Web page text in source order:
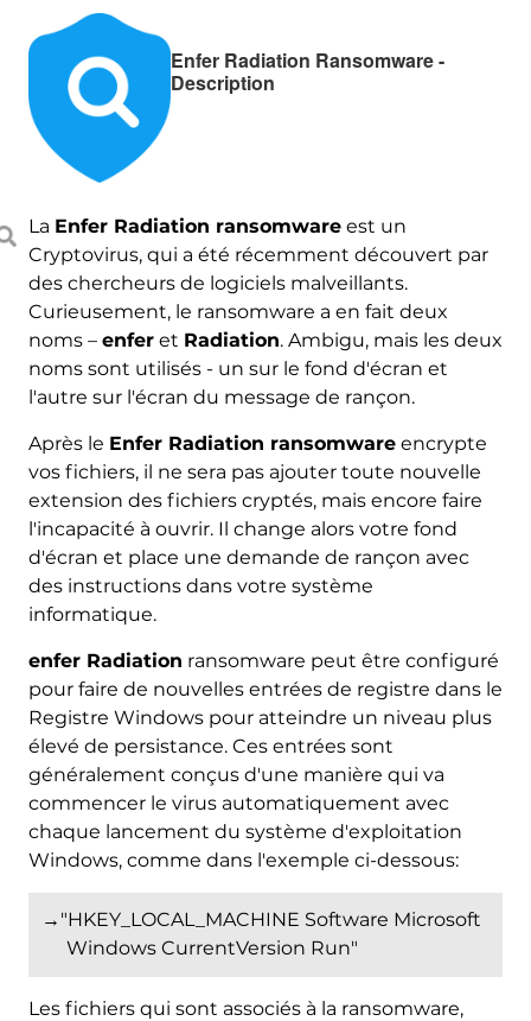
Enfer Radiation Ransomware -
Description
La Enfer Radiation ransomwareest un
Cryptovirus, qui a été récemment découvert par
des chercheurs de logiciels malveillants.
Curieusement, le ransomware a en fait deux
noms – enferet Radiation. Ambigu, mais les deux
noms sont utilisés - un sur le fond d'écran et
l'autre sur l'écran du message de rançon.
Après le Enfer Radiation ransomwareencrypte
vos fichiers, il ne sera pas ajouter toute nouvelle
extension des fichiers cryptés, mais encore faire
l'incapacité à ouvrir. Il change alors votre fond
d'écran et place une demande de rançon avec
des instructions dans votre système
informatique.
enfer Radiation ransomware peut être configuré
pour faire de nouvelles entrées de registre dans le
Registre Windows pour atteindre un niveau plus
élevé de persistance. Ces entrées sont
généralement conçus d'une manière qui va
commencer le virus automatiquement avec
chaque lancement du système d'exploitation
Windows, comme dans l'exemple ci-dessous:
→"HKEY_LOCAL_MACHINE Software Microsoft
Windows CurrentVersion Run"
Les fichiers qui sont associés à la ransomware,